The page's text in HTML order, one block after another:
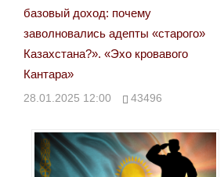
базовый доход: почему
заволновались адепты «старого»
Казахстана?». «Эхо кровавого
Кантара»
28.01.2025 12:00 43496